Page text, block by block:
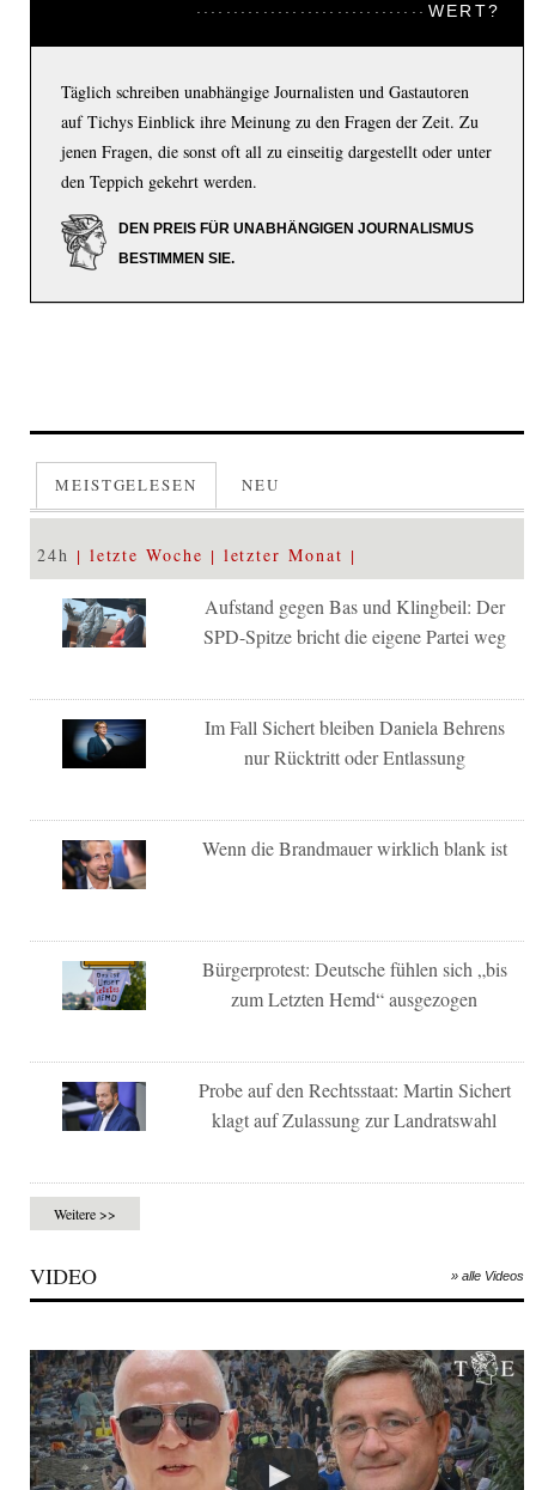
WERT?
Täglich schreiben unabhängige Journalisten und Gastautoren
auf Tichys Einblick ihre Meinung zu den Fragen der Zeit. Zu
jenen Fragen, die sonst oft all zu einseitig dargestellt oder unter
den Teppich gekehrt werden.
DEN PREIS FÜR UNABHÄNGIGEN JOURNALISMUS
BESTIMMEN SIE.
MEISTGELESEN NEU
24h letzte Woche letzter Monat
Aufstand gegen Bas und Klingbeil: Der
SPD-Spitze bricht die eigene Partei weg
Im Fall Sichert bleiben Daniela Behrens
nur Rücktritt oder Entlassung
Wenn die Brandmauer wirklich blank ist
Bürgerprotest: Deutsche fühlen sich „bis
zum Letzten Hemd“ ausgezogen
Probe auf den Rechtsstaat: Martin Sichert
klagt auf Zulassung zur Landratswahl
Weitere >>
VIDEO » alle Videos